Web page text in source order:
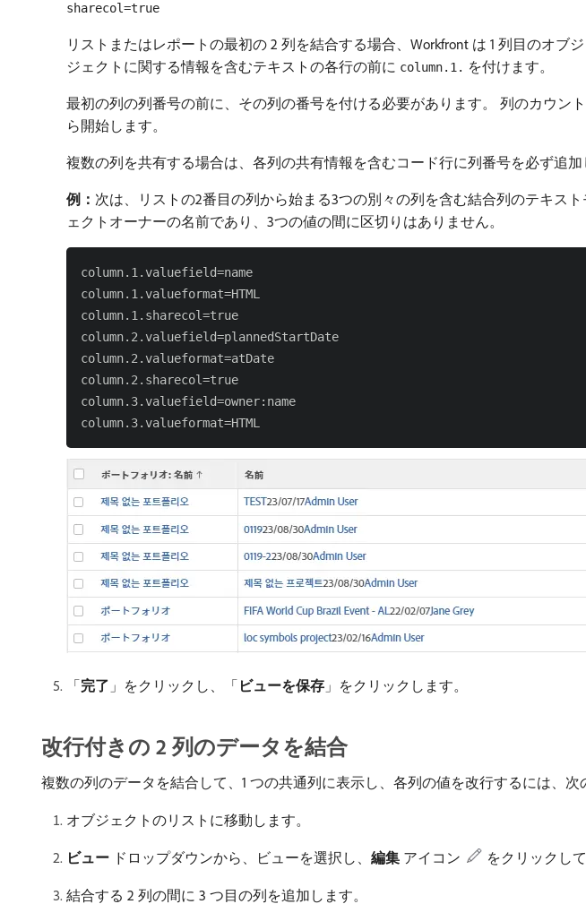
sharecol=true
リストまたはレポートの最初の 2 列を結合する場合、Workfront は 1 列目のオブ
ジェクトに関する情報を含むテキストの各行の前に column.1. を付けます。
最初の列の列番号の前に、その列の番号を付ける必要があります。 列のカウント
ら開始します。
複数の列を共有する場合は、各列の共有情報を含むコード行に列番号を必ず追加
例： 次は、リストの2番目の列から始まる3つの別々の列を含む結合列のテキス
ェクトオーナーの名前であり、3つの値の間に区切りはありません。
column.1.valuefield=name
column.1.valueformat=HTML
column.1.sharecol=true
column.2.valuefield=plannedStartDate
column.2.valueformat=atDate
column.2.sharecol=true
column.3.valuefield=owner:name
「完了 」をクリックし、「 ビューを保存 」をクリックします。
改行付きの 2 列のデータを結合
複数の列のデータを結合して、1 つの共通列に表示し、各列の値を改行するには、次
オブジェクトのリストに移動します。
ビュー ドロップダウンから、ビューを選択し、 編集 アイコン をクリックし
結合する 2 列の間に 3 つ目の列を追加します。